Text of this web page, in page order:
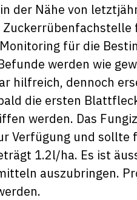
der Nähe von
für die
werden wie
hilfreich, dennoch
die ersten
werden. Das
Verfügung und sollte
1.2l/ha. Es ist
auszubringen.